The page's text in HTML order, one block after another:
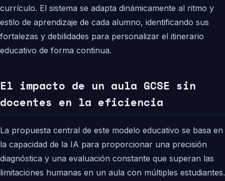
currículo. El sistema se adapta dinámicamente al ritmo y
estilo de aprendizaje de cada alumno, identificando sus
fortalezas y debilidades para personalizar el itinerario
educativo de forma continua.
El impacto de un aula GCSE sin
docentes en la eficiencia
La propuesta central de este modelo educativo se basa en
la capacidad de la IA para proporcionar una precisión
diagnóstica y una evaluación constante que superan las
limitaciones humanas en un aula con múltiples estudiantes.